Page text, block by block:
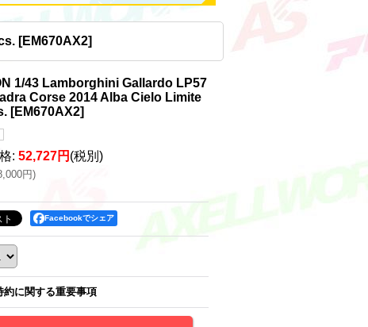
[EM670AX2]
1/43 Lamborghini Gallardo LP57
Corse 2014 Alba Cielo Limite
[EM670AX2]
: 52,727円 (税別)
円)
Facebookでシェア
約に関する重要事項